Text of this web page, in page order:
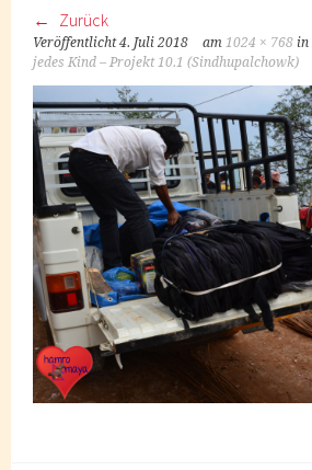
Zurück
Veröffentlicht4. Juli 2018 am1024 × 768 in
jedes Kind – Projekt 10.1 (Sindhupalchowk)